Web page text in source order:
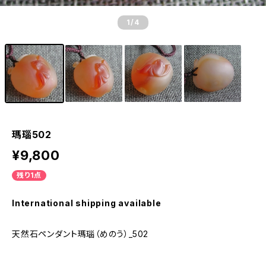
1 /4
瑪瑙502
¥9,800
残り1点
International shipping available
天然石ペンダント瑪瑙（めのう）_502